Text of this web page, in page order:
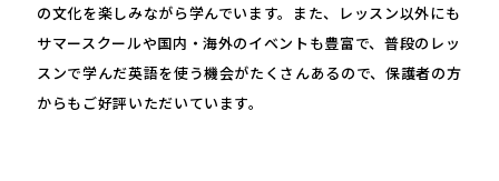
の文化を楽しみながら学んでいます。また、レッスン以外にも
サマースクールや国内・海外のイベントも豊富で、普段のレッ
スンで学んだ英語を使う機会がたくさんあるので、保護者の方
からもご好評いただいています。